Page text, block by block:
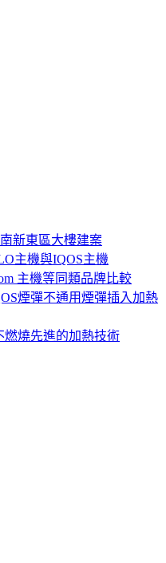
新東區大樓建案
主機與IQOS主機
主機等同類品牌比較
煙彈不通用煙彈插入加熱
燃燒先進的加熱技術